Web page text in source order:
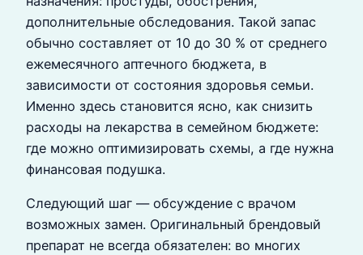
дополнительные обследования. Такой запас
обычно составляет от 10 до 30 % от среднего
ежемесячного аптечного бюджета, в
зависимости от состояния здоровья семьи.
Именно здесь становится ясно, как снизить
расходы на лекарства в семейном бюджете:
где можно оптимизировать схемы, а где нужна
финансовая подушка.
Следующий шаг — обсуждение с врачом
возможных замен. Оригинальный брендовый
препарат не всегда обязателен: во многих